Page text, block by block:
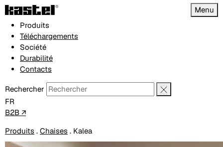
Menu
Produits
Téléchargements
Société
Durabilité
Contacts
Rechercher
FR
B2B ↗
Produits . Chaises . Kalea